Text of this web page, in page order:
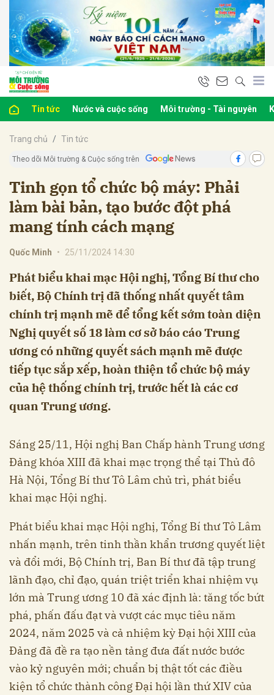
Tin tức Nước và cuộc sống Môi trường - Tài nguyên
Trang chủ Tin tức
Theo dõi Môi trường & Cuộc sống trên
Tinh gọn tổ chức bộ máy: Phải
làm bài bản, tạo bước đột phá
mang tính cách mạng
Quốc Minh • 25/11/2024 14:30
Phát biểu khai mạc Hội nghị, Tổng Bí thư cho
biết, Bộ Chính trị đã thống nhất quyết tâm
chính trị mạnh mẽ để tổng kết sớm toàn diện
Nghị quyết số 18 làm cơ sở báo cáo Trung
ương có những quyết sách mạnh mẽ được
tiếp tục sắp xếp, hoàn thiện tổ chức bộ máy
của hệ thống chính trị, trước hết là các cơ
quan Trung ương.
Sáng 25/11, Hội nghị Ban Chấp hành Trung ương
Đảng khóa XIII đã khai mạc trọng thể tại Thủ đô
Hà Nội, Tổng Bí thư Tô Lâm chủ trì, phát biểu
khai mạc Hội nghị.
Phát biểu khai mạc Hội nghị, Tổng Bí thư Tô Lâm
nhấn mạnh, trên tinh thần khẩn trương quyết liệt
và đổi mới, Bộ Chính trị, Ban Bí thư đã tập trung
lãnh đạo, chỉ đạo, quán triệt triển khai nhiệm vụ
lớn mà Trung ương 10 đã xác định là: tăng tốc bứt
phá, phấn đấu đạt và vượt các mục tiêu năm
2024, năm 2025 và cả nhiệm kỳ Đại hội XIII của
Đảng đã đề ra tạo nền tảng đưa đất nước bước
vào kỷ nguyên mới; chuẩn bị thật tốt các điều
kiện tổ chức thành công Đại hội lần thứ XIV của
luận
Hủy